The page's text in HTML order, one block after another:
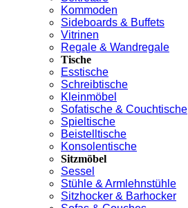
Kommoden
Sideboards & Buffets
Vitrinen
Regale & Wandregale
Tische
Esstische
Schreibtische
Kleinmöbel
Sofatische & Couchtische
Spieltische
Beistelltische
Konsolentische
Sitzmöbel
Sessel
Stühle & Armlehnstühle
Sitzhocker & Barhocker